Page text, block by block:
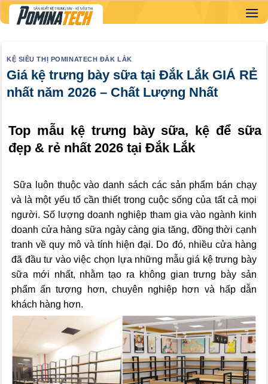
Skip
to
KỆ SIÊU THỊ POMINATECH ĐẮK LẮK
Giá kệ trưng bày sữa tại Đắk Lắk GIÁ RẺ
nhất năm 2026 – Chất Lượng Nhất
Top mẫu kệ trưng bày sữa, kệ để sữa
đẹp & rẻ nhất 2026 tại Đắk Lắk
Sữa luôn thuộc vào danh sách các sản phẩm bán chạy
và là một yếu tố cần thiết trong cuộc sống của tất cả mọi
người. Số lượng doanh nghiệp tham gia vào ngành kinh
doanh cửa hàng sữa ngày càng gia tăng, đồng thời cạnh
tranh về quy mô và tính hiện đại. Do đó, nhiều cửa hàng
đã đầu tư vào việc chọn lựa những mẫu giá kệ trưng bày
sữa mới nhất, nhằm tạo ra không gian trưng bày sản
phẩm ấn tượng hơn, chuyên nghiệp hơn và hấp dẫn
khách hàng hơn.